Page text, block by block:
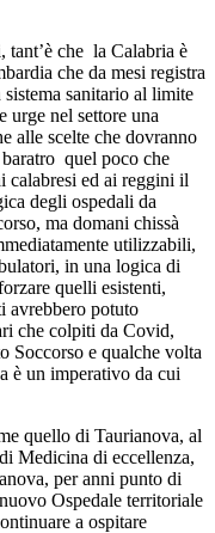
tant’è che la Calabria è
che da mesi registra
sanitario al limite
urge nel settore una
alle scelte che dovranno
baratro quel poco che
calabresi ed ai reggini il
degli ospedali da
ma domani chissà
utilizzabili,
in una logica di
quelli esistenti,
avrebbero potuto
che colpiti da Covid,
Soccorso e qualche volta
è un imperativo da cui
quello di Taurianova, al
Medicina di eccellenza,
per anni punto di
Ospedale territoriale
a ospitare